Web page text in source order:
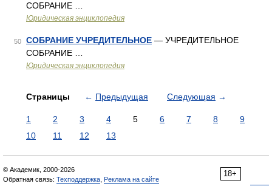
СОБРАНИЕ …
Юридическая энциклопедия
50 СОБРАНИЕ УЧРЕДИТЕЛЬНОЕ — УЧРЕДИТЕЛЬНОЕ
СОБРАНИЕ …
Юридическая энциклопедия
Страницы ← Предыдущая Следующая →
1 2 3 4 5 6 7 8
9
10
11 12 13
18+
© Академик, 2000-2026
Обратная связь: Техподдержка Реклама на сайте